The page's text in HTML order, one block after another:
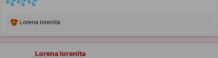
excitación cuando un preservativo se rompe
¿Hubo pánico, sorpresa o... excitación secreta?
R
a
c
Lorena lorenita
Lorena lorenita